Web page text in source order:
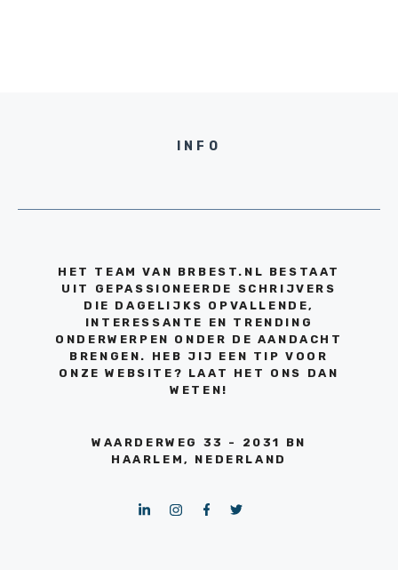
INFO
HET TEAM VAN BRBEST.NL BESTAAT
UIT GEPASSIONEERDE SCHRIJVERS
DIE DAGELIJKS OPVALLENDE,
INTERESSANTE EN TRENDING
ONDERWERPEN ONDER DE AANDACHT
BRENGEN. HEB JIJ EEN TIP VOOR
ONZE WEBSITE? LAAT HET ONS DAN
WETEN!
WAARDERWEG 33 - 2031 BN
HAARLEM, NEDERLAND